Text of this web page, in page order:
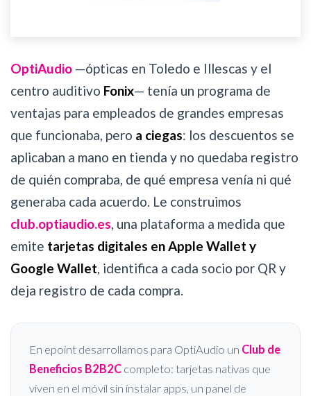
OptiAudio —ópticas en Toledo e Illescas y el
centro auditivo Fonix— tenía un programa de
ventajas para empleados de grandes empresas
que funcionaba, pero a ciegas: los descuentos se
aplicaban a mano en tienda y no quedaba registro
de quién compraba, de qué empresa venía ni qué
generaba cada acuerdo. Le construimos
club.optiaudio.es, una plataforma a medida que
emite tarjetas digitales en Apple Wallet y
Google Wallet, identifica a cada socio por QR y
deja registro de cada compra.
En epoint desarrollamos para OptiAudio un Club de
Beneficios B2B2C completo: tarjetas nativas que
viven en el móvil sin instalar apps, un panel de